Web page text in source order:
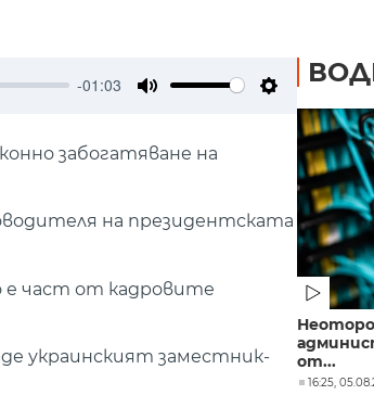
-01:03
Settings
забогатяване на
на президентската
е част от кадровите
украинският заместник-
от...
16:25,